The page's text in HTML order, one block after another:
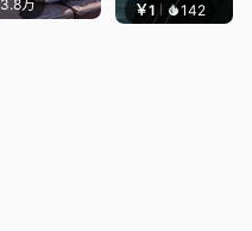
3.8万 ￥1 142